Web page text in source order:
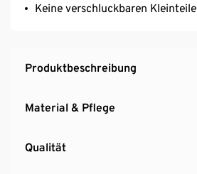
Keine verschluckbaren Kleinteile
Produktbeschreibung
Material & Pflege
Qualität